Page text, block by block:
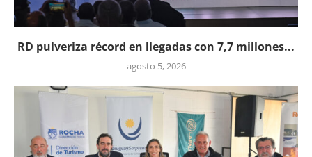
RD pulveriza récord en llegadas con 7,7 millones...
agosto 5, 2026